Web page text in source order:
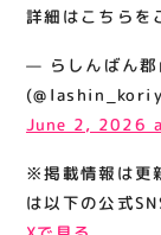
関連情報
お知らせ
お問い合わ
サイトポリ
詳細はこちらを
— らしんばん郡
June 2, 2026
※掲載情報は更
は以下の公式